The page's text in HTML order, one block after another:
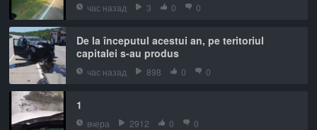
час назад 3 0 0
De la începutul acestui an, pe teritoriul
capitalei s-au produs
час назад 898 0 0
1
вчера 2912 0 0